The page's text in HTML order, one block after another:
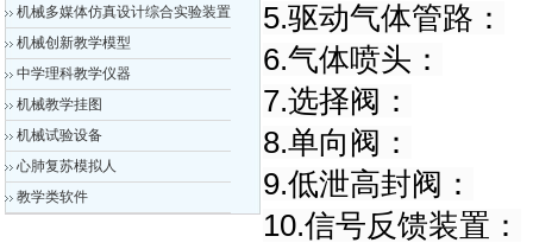
机械多媒体仿真设计综合实验装置
机械创新教学模型
中学理科教学仪器
机械教学挂图
机械试验设备
心肺复苏模拟人
教学类软件
5.驱动气体管路：
6.气体喷头：
7.选择阀：
8.单向阀：
9.低泄高封阀：
10.信号反馈装置：